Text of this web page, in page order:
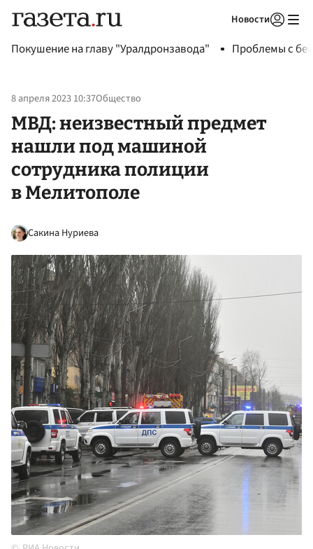
Новости
Покушение на главу "Уралдронзавода" Проблемы с
8 апреля 2023 10:37Общество
МВД: неизвестный предмет
нашли под машиной
сотрудника полиции
в Мелитополе
Сакина Нуриева